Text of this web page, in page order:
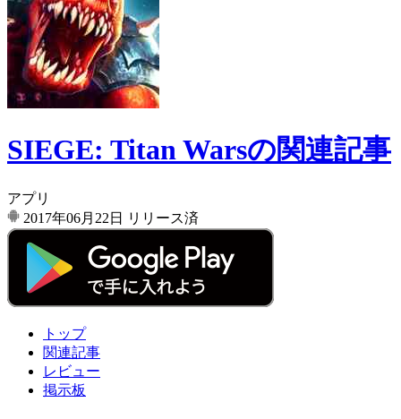
SIEGE: Titan Warsの関連記事
アプリ
2017年06月22日
リリース済
トップ
関連記事
レビュー
掲示板